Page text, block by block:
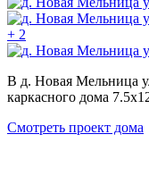
+ 2
В д. Новая Мельница
каркасного дома
Смотреть проект дома